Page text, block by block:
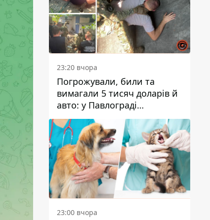
23:20 вчора
Погрожували, били та
вимагали 5 тисяч доларів й
авто: у Павлограді
затримали двох чоловіків
23:00 вчора